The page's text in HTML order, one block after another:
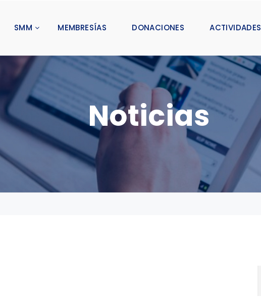
SMM MEMBRESÍAS DONACIONES ACTIVIDADES
Noticias